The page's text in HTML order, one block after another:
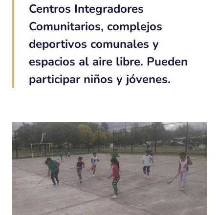
Centros Integradores
Comunitarios, complejos
deportivos comunales y
espacios al aire libre. Pueden
participar niños y jóvenes.